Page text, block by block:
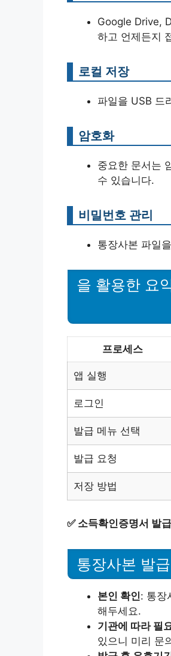
Google Drive,
하고 언제든지
로컬 저장
파일을 USB 드
암호화
중요한 문서는
수 있습니다.
비밀번호 관리
통장사본 파일
을 활용한 요
프로세스
앱 실행
로그인
발급 메뉴 선택
발급 요청
저장 방법
✅ 소득확인증명서 발
통장사본 발
본인 확인: 통장
해두세요.
기관에 따라 필
있으니 미리 문